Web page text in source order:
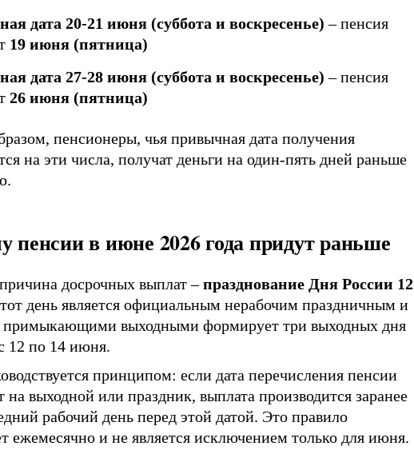
дата 20-21 июня (суббота и воскресенье) – пенсия
19 июня (пятница)
дата 27-28 июня (суббота и воскресенье) – пенсия
26 июня (пятница)
пенсионеры, чья привычная дата получения
на эти числа, получат деньги на один-пять дней раньше
пенсии в июне 2026 года придут раньше
досрочных выплат –празднование Дня России 12
день является официальным нерабочим праздничным и
примыкающими выходными формирует три выходных дня
12 по 14 июня.
принципом: если дата перечисления пенсии
на выходной или праздник, выплата производится заранее
рабочий день перед этой датой. Это правило
ежемесячно и не является исключением только для июня.